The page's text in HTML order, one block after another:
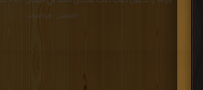
التحميل : مرة/مرات